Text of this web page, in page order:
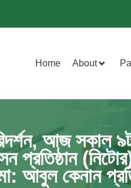
Home About
আজ সকাল
প্রতিষ্ঠান
আবুল কেনান